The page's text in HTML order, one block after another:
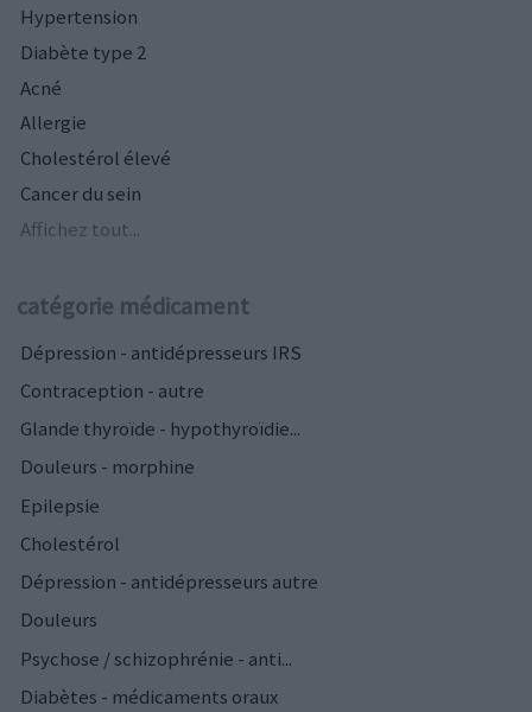
Hypertension
Diabète type 2
Acné
Allergie
Cholestérol élevé
Cancer du sein
Affichez tout...
catégorie médicament
Dépression - antidépresseurs IRS
Contraception - autre
Glande thyroïde - hypothyroïdie...
Douleurs - morphine
Epilepsie
Cholestérol
Dépression - antidépresseurs autre
Douleurs
Psychose / schizophrénie - anti...
Diabètes - médicaments oraux